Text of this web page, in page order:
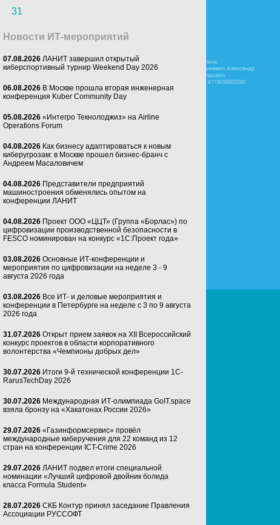
31
Новости ИТ-мероприятий
07.08.2026 ЛАНИТ завершил открытый
киберспортивный турнир Weekend Day 2026
06.08.2026 В Москве прошла вторая инженерная
конференция Kuber Community Day
05.08.2026 «Интегро Текнолоджиз» на Airline
Operations Forum
04.08.2026 Как бизнесу адаптироваться к новым
киберугрозам: в Москве прошел бизнес-бранч с
Андреем Масаловичем
04.08.2026 Представители предприятий
машиностроения обменялись опытом на
конференции ЛАНИТ
04.08.2026 Проект ООО «ЦЦТ» (Группа «Борлас») по
цифровизации производственной безопасности в
FESCO номинирован на конкурс «1С:Проект года»
03.08.2026 Основные ИТ-конференции и
мероприятия по цифровизации на неделе 3 - 9
августа 2026 года
03.08.2026 Все ИТ- и деловые мероприятия и
конференции в Петербурге на неделе с 3 по 9 августа
2026 года
31.07.2026 Открыт прием заявок на XII Всероссийский
конкурс проектов в области корпоративного
волонтерства «Чемпионы добрых дел»
30.07.2026 Итоги 9-й технической конференции 1C-
RarusTechDay 2026
30.07.2026 Международная ИТ-олимпиада GoIT.space
взяла бронзу на «Хакатонах России 2026»
29.07.2026 «Газинформсервис» провёл
международные киберучения для 22 команд из 12
стран на конференции ICT-Crime 2026
29.07.2026 ЛАНИТ подвел итоги специальной
номинации «Лучший цифровой двойник болида
класса Formula Student»
28.07.2026 СКБ Контур принял заседание Правления
Ассоциации РУССОФТ